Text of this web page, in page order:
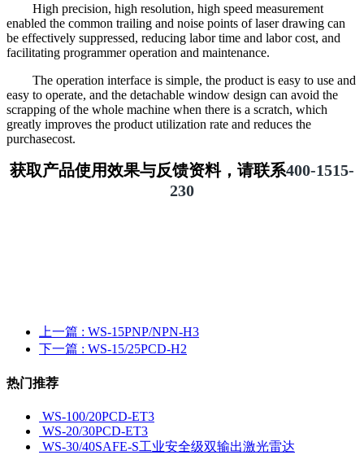
High precision, high resolution, high speed measurement
enabled the common trailing and noise points of laser drawing can
be effectively suppressed, reducing labor time and labor cost, and
facilitating programmer operation and maintenance.
The operation interface is simple, the product is easy to use and
easy to operate, and the detachable window design can avoid the
scrapping of the whole machine when there is a scratch, which
greatly improves the product utilization rate and reduces the
purchasecost.
获取产品使用效果与反馈资料，请联系400-1515-
230
上一篇 : WS-15PNP/NPN-H3
下一篇 : WS-15/25PCD-H2
热门推荐
WS-100/20PCD-ET3
WS-20/30PCD-ET3
WS-30/40SAFE-S工业安全级双输出激光雷达